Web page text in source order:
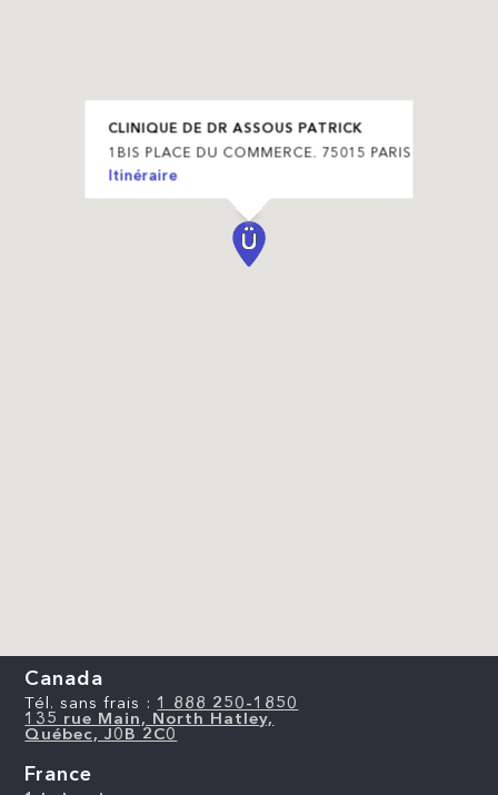
CLINIQUE DE DR ASSOUS PATRICK
1BIS PLACE DU COMMERCE. 75015 PARIS
Itinéraire
Canada
Tél. sans frais : 1 888 250-1850
135 rue Main, North Hatley,
Québec, J0B 2C0
France